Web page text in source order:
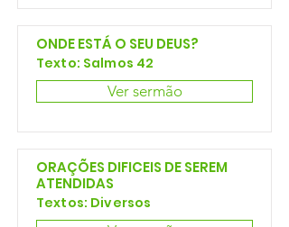
ONDE ESTÁ O SEU DEUS?
Texto: Salmos 42
Ver sermão
ORAÇÕES DIFICEIS DE SEREM
ATENDIDAS
Textos: Diversos